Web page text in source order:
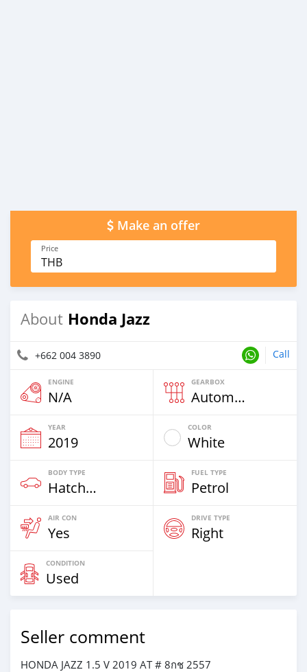
Make an offer
Price
THB
About Honda Jazz
+662 004 3890 Call
ENGINE
N/A
GEARBOX
Automatic
YEAR
2019
COLOR
White
BODY TYPE
Hatchback & Station Wagon
FUEL TYPE
Petrol
AIR CON
Yes
DRIVE TYPE
Right
CONDITION
Used
Seller comment
HONDA JAZZ 1.5 V 2019 AT # 8กช 2557